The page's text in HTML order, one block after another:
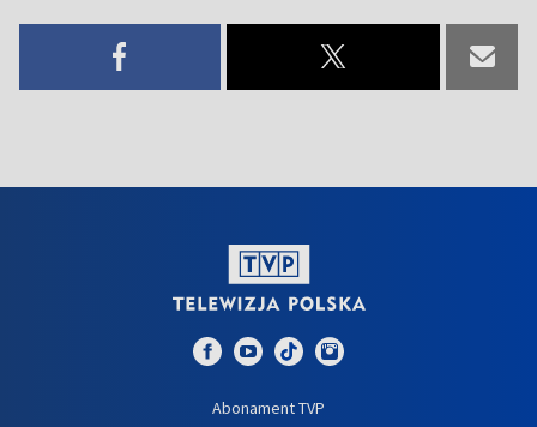
Abonament TVP